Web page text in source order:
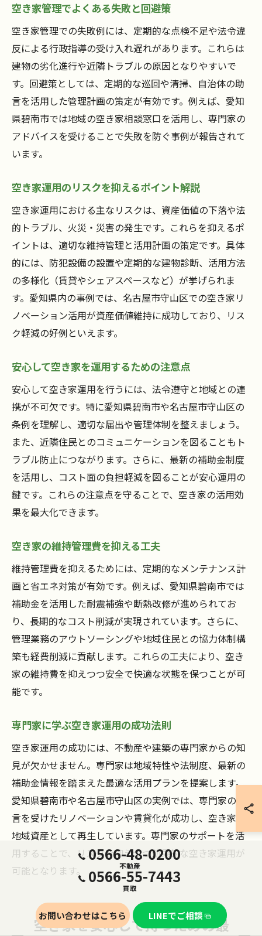
空き家管理でよくある失敗と回避策
空き家管理での失敗例には、定期的な点検不足や法令違
反による行政指導の受け入れ遅れがあります。これらは
建物の劣化進行や近隣トラブルの原因となりやすいで
す。回避策としては、定期的な巡回や清掃、自治体の助
言を活用した管理計画の策定が有効です。例えば、愛知
県碧南市では地域の空き家相談窓口を活用し、専門家の
アドバイスを受けることで失敗を防ぐ事例が報告されて
います。
空き家運用のリスクを抑えるポイント解説
空き家運用における主なリスクは、資産価値の下落や法
的トラブル、火災・災害の発生です。これらを抑えるポ
イントは、適切な維持管理と活用計画の策定です。具体
的には、防犯設備の設置や定期的な建物診断、活用方法
の多様化（賃貸やシェアスペースなど）が挙げられま
す。愛知県内の事例では、名古屋市守山区での空き家リ
ノベーション活用が資産価値維持に成功しており、リス
ク軽減の好例といえます。
安心して空き家を運用するための注意点
安心して空き家運用を行うには、法令遵守と地域との連
携が不可欠です。特に愛知県碧南市や名古屋市守山区の
条例を理解し、適切な届出や管理体制を整えましょう。
また、近隣住民とのコミュニケーションを図ることもト
ラブル防止につながります。さらに、最新の補助金制度
を活用し、コスト面の負担軽減を図ることが安心運用の
鍵です。これらの注意点を守ることで、空き家の活用効
果を最大化できます。
空き家の維持管理費を抑える工夫
維持管理費を抑えるためには、定期的なメンテナンス計
画と省エネ対策が有効です。例えば、愛知県碧南市では
補助金を活用した耐震補強や断熱改修が進められてお
り、長期的なコスト削減が実現されています。さらに、
管理業務のアウトソーシングや地域住民との協力体制構
築も経費削減に貢献します。これらの工夫により、空き
家の維持費を抑えつつ安全で快適な状態を保つことが可
能です。
専門家に学ぶ空き家運用の成功法則
空き家運用の成功には、不動産や建築の専門家からの知
見が欠かせません。専門家は地域特性や法制度、最新の
補助金情報を踏まえた最適な活用プランを提案します。
愛知県碧南市や名古屋市守山区の実例では、専門家の助
言を受けたリノベーションや賃貸化が成功し、空き家が
地域資産として再生しています。専門家のサポートを活
用することで、リスクを抑えつつ効果的な空き家運用が
可能となります。
空き家を安心して持つための最
0566-48-0200
不動産
0566-55-7443
買取
お問い合わせはこちら LINEでご相談